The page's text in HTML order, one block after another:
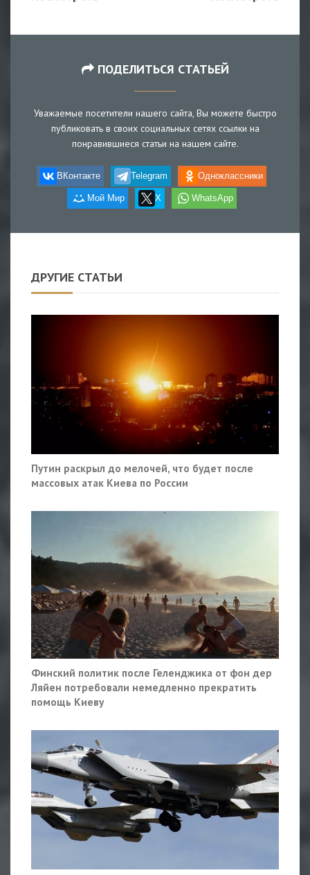
ПОДЕЛИТЬСЯ СТАТЬЕЙ
Уважаемые посетители нашего сайта, Вы можете быстро
публиковать в своих социальных сетях ссылки на
понравившиеся статьи на нашем сайте.
ВКонтакте Telegram Одноклассники
Мой Мир X WhatsApp
ДРУГИЕ СТАТЬИ
Путин раскрыл до мелочей, что будет после
массовых атак Киева по России
Финский политик после Геленджика от фон дер
Ляйен потребовали немедленно прекратить
помощь Киеву